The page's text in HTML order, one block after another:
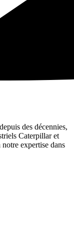
des décennies,
Caterpillar et
notre expertise dans